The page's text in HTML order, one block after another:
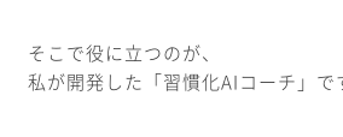
そこで役に立つのが、
私が開発した「習慣化AIコーチ」で